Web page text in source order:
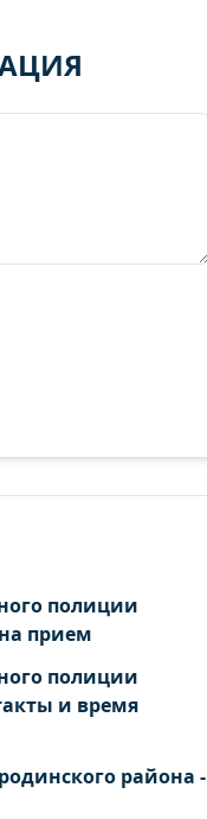
полиции
прием
полиции
и время
района -